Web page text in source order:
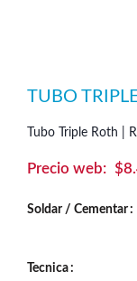
TUBO
Tubo Triple Roth |
$
Soldar / Cementar
Tecnica